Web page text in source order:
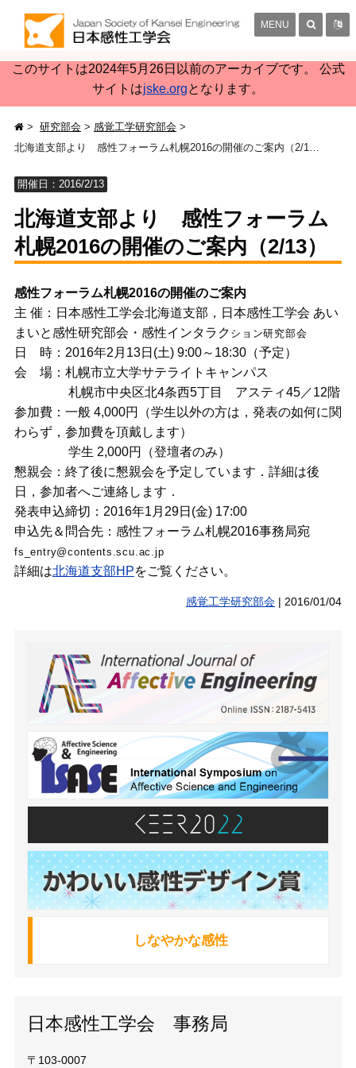
このサイトは2024年5月26日以前のアーカイブです。 公式
サイトはjske.orgとなります。
MENU
研究部会
感覚工学研究部会
北海道支部より 感性フォーラム札幌2016の開催のご案内（2/13）
開催日：2016/2/13
北海道支部より 感性フォーラム
札幌2016の開催のご案内（2/13）
感性フォーラム札幌2016の開催のご案内
主 催：日本感性工学会北海道支部，日本感性工学会 あい
まいと感性研究部会・感性インタラク ション研究部会
日 時：2016年2月13日(土) 9:00～18:30（予定）
会 場：札幌市立大学サテライトキャンパス
札幌市中央区北4条西5丁目 アスティ45／12階
参加費：一般 4,000円（学生以外の方は，発表の如何に関
わらず，参加費を頂戴します）
学生 2,000円（登壇者のみ）
懇親会：終了後に懇親会を予定しています．詳細は後
日，参加者へご連絡します．
発表申込締切：2016年1月29日(金) 17:00
申込先＆問合先：感性フォーラム札幌2016事務局宛
fs_entry@contents.scu.ac.jp
詳細は北海道支部HPをご覧ください。
感覚工学研究部会 |2016/01/04
しなやかな感性
日本感性工学会 事務局
〒103-0007